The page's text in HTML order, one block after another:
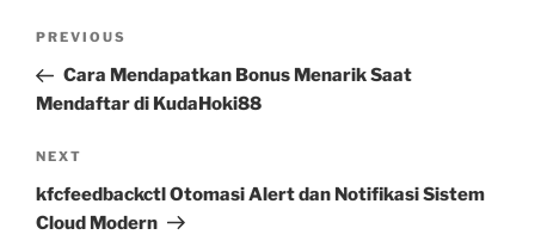
Previous
Post
PREVIOUS
Cara Mendapatkan Bonus Menarik Saat
Mendaftar di KudaHoki88
Next
Post
NEXT
kfcfeedbackctl Otomasi Alert dan Notifikasi Sistem
Cloud Modern